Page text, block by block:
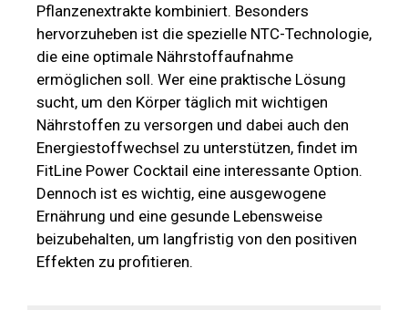
Pflanzenextrakte kombiniert. Besonders
hervorzuheben ist die spezielle NTC-Technologie,
die eine optimale Nährstoffaufnahme
ermöglichen soll. Wer eine praktische Lösung
sucht, um den Körper täglich mit wichtigen
Nährstoffen zu versorgen und dabei auch den
Energiestoffwechsel zu unterstützen, findet im
FitLine Power Cocktail eine interessante Option.
Dennoch ist es wichtig, eine ausgewogene
Ernährung und eine gesunde Lebensweise
beizubehalten, um langfristig von den positiven
Effekten zu profitieren.